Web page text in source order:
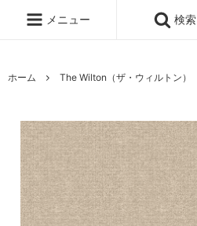
メニュー 検索
ホーム The Wilton（ザ・ウィルトン）